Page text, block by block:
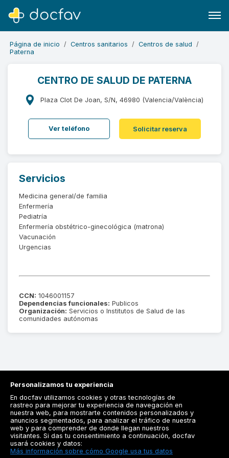
Página de inicio Centros sanitarios
Centros de salud
Paterna
CENTRO DE SALUD DE PATERNA
Plaza Clot De Joan, S/N, 46980 (Valencia/València)
Ver teléfono Solicitar reserva
Servicios
Medicina general/de familia
Enfermería
Pediatría
Enfermería obstétrico-ginecológica (matrona)
Vacunación
Urgencias
CCN: 1046001157
Dependencias funcionales: Publicos
Organización: Servicios o Institutos de Salud de las
comunidades autónomas
Registrarse
Docfav
Personalizamos tu experiencia
En docfav utilizamos cookies y otras tecnologías de
rastreo para mejorar tu experiencia de navegación en
nuestra web, para mostrarte contenidos personalizados y
anuncios segmentados, para analizar el tráfico de nuestra
web y para comprender de donde llegan nuestros
visitantes. Si das tu consentimiento a continuación, docfav
usará cookies y datos:
Más información sobre cómo Google usa tus datos